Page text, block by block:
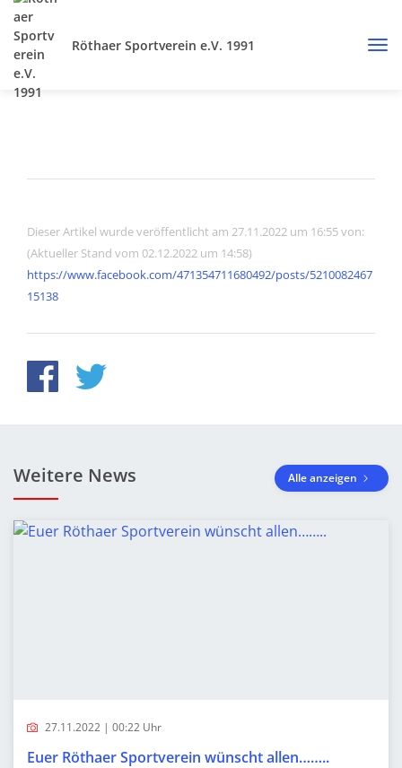
Röthaer Sportverein e.V. 1991
Dieser Artikel wurde veröffentlicht am 27.11.2022 um 16:55 von:
(Aktueller Stand vom 02.12.2022 um 14:58)
https://www.facebook.com/471354711680492/posts/5210082467
15138
Weitere News Alle anzeigen
27.11.2022 | 00:22 Uhr
Euer Röthaer Sportverein wünscht allen……..